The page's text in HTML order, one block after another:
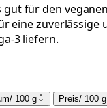
für den
3 liefern.
/ 100 g Preis/ 100 g